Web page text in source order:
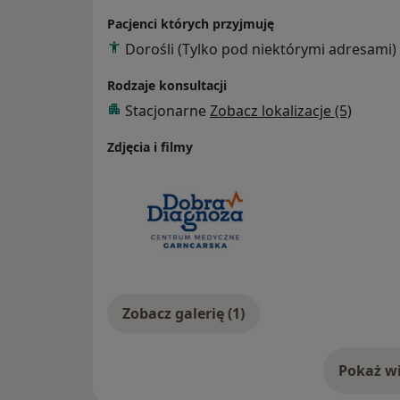
Pacjenci których przyjmuję
Dorośli (Tylko pod niektórymi adresami)
Rodzaje konsultacji
Stacjonarne Zobacz lokalizacje (5)
Zdjęcia i filmy
Zobacz galerię (1)
Pokaż o